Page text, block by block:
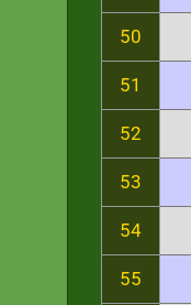
50
51
52
53
54
55